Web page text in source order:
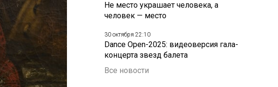
Не место украшает человека, а
человек — место
30 октября 22:10
Dance Open-2025: видеоверсия гала-
концерта звезд балета
Все новости